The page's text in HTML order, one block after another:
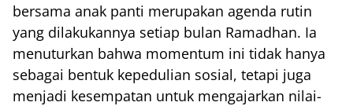
bersama anak panti merupakan agenda rutin
yang dilakukannya setiap bulan Ramadhan. Ia
menuturkan bahwa momentum ini tidak hanya
sebagai bentuk kepedulian sosial, tetapi juga
menjadi kesempatan untuk mengajarkan nilai-